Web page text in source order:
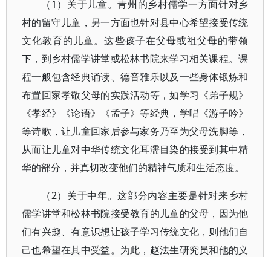
（1）关于儿童。青州的乡村儒学一方面针对乡
村的留守儿童，另一方面也针对县中心希望接受传统
文化教育的儿童。这些孩子在父母或祖父母的带领
下，到乡村儒学讲堂或松林书院来学习相关课程。课
程一般包含经典诵读、德音雅乐以及一些身体锻炼和
布置回家孝敬父母的实践活动等，如学习《弟子规》
《孝经》《论语》《孟子》等经典，学唱《游子吟》
等诗歌，让儿童回家后参与家务乃至为父母洗脚等，
从而让儿童对中华传统文化耳濡目染的接受到其中精
华的部分，并真切改变他们的精神气质和生活态度。
（2）关于中年。这部分内容主要是针对来乡村
儒学讲堂和松林书院接受教育的儿童的父母，因为他
们有兴趣、有意识想让孩子学习传统文化，则他们自
己也希望在其中受益。为此，赵法生研究员和他的义